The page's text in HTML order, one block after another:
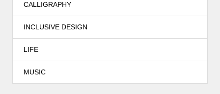
CALLIGRAPHY
INCLUSIVE DESIGN
LIFE
MUSIC